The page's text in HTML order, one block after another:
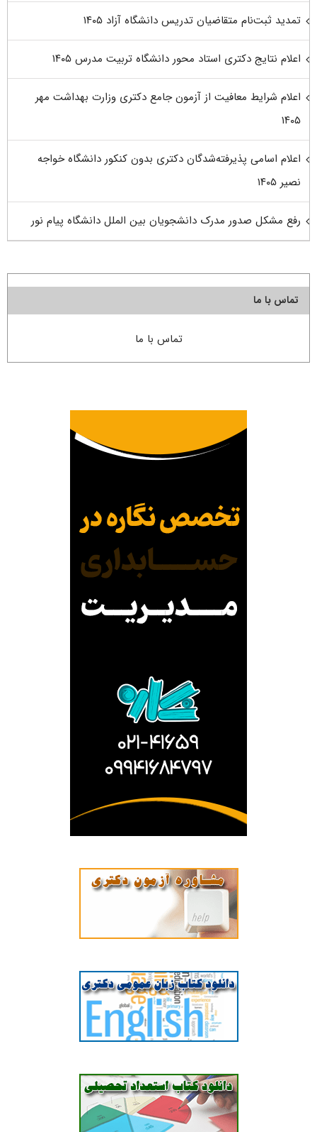
تمدید ثبت‌نام متقاضیان تدریس دانشگاه آزاد ۱۴۰۵
اعلام نتایج دکتری استاد محور دانشگاه تربیت مدرس ۱۴۰۵
اعلام شرایط معافیت از آزمون جامع دکتری وزارت بهداشت مهر
۱۴۰۵
اعلام اسامی پذیرفته‌شدگان دکتری بدون کنکور دانشگاه خواجه
نصیر ۱۴۰۵
رفع مشکل صدور مدرک دانشجویان بین الملل دانشگاه پیام نور
تماس با ما
تماس با ما